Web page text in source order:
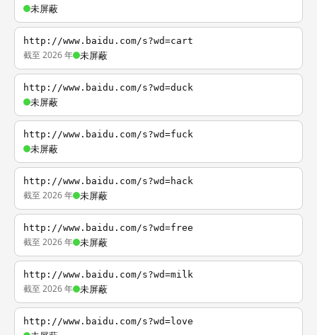
未屏蔽
http://www.baidu.com/s?wd=cart
截至 2026 年 未屏蔽
http://www.baidu.com/s?wd=duck
未屏蔽
http://www.baidu.com/s?wd=fuck
未屏蔽
http://www.baidu.com/s?wd=hack
截至 2026 年 未屏蔽
http://www.baidu.com/s?wd=free
截至 2026 年 未屏蔽
http://www.baidu.com/s?wd=milk
截至 2026 年 未屏蔽
http://www.baidu.com/s?wd=love